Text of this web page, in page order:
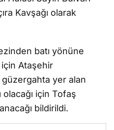
Kavşağı olarak
batı yönüne
Ataşehir
güzergahta yer alan
olacağı için Tofaş
bildirildi.